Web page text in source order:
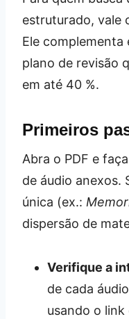
estruturado, vale
Ele complementa
plano de revisão
em até 40 %.
Primeiros
Abra o PDF e
de áudio anexos.
única (ex.:
dispersão de
Verifique a
de cada
usando o